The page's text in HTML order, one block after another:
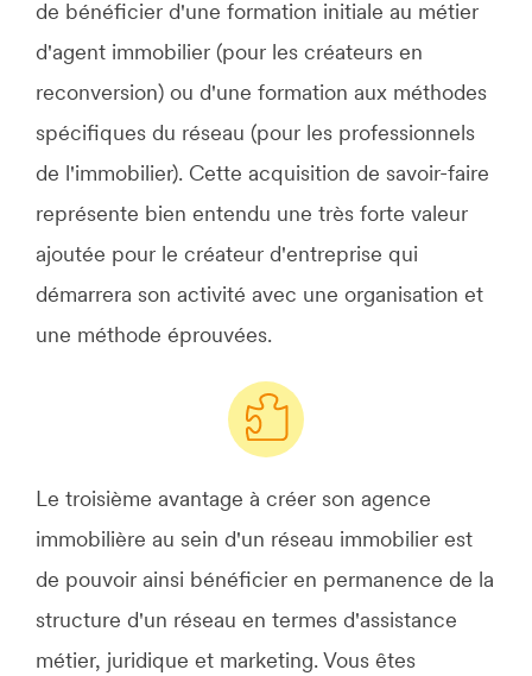
de bénéficier d'une formation initiale au métier
d'agent immobilier (pour les créateurs en
reconversion) ou d'une formation aux méthodes
spécifiques du réseau (pour les professionnels
de l'immobilier). Cette acquisition de savoir-faire
représente bien entendu une très forte valeur
ajoutée pour le créateur d'entreprise qui
démarrera son activité avec une organisation et
une méthode éprouvées.
Le troisième avantage à créer son agence
immobilière au sein d'un réseau immobilier est
de pouvoir ainsi bénéficier en permanence de la
structure d'un réseau en termes d'assistance
métier, juridique et marketing. Vous êtes